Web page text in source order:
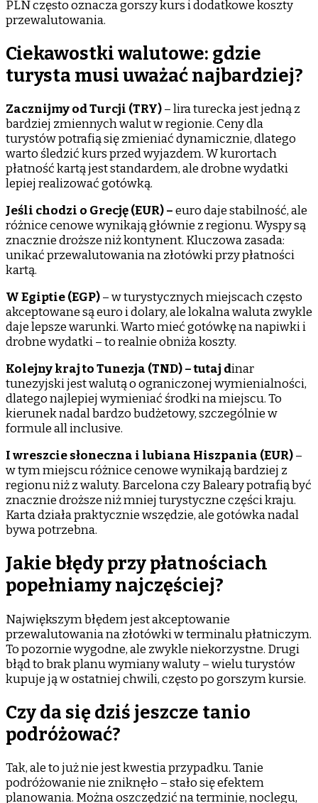
PLN często oznacza gorszy kurs i dodatkowe koszty
przewalutowania.
Ciekawostki walutowe: gdzie
turysta musi uważać najbardziej?
Zacznijmy odTurcji (TRY)– lira turecka jest jedną z
bardziej zmiennych walut w regionie. Ceny dla
turystów potrafią się zmieniać dynamicznie, dlatego
warto śledzić kurs przed wyjazdem. W kurortach
płatność kartą jest standardem, ale drobne wydatki
lepiej realizować gotówką.
Jeśli chodzi o Grecję (EUR)–euro daje stabilność, ale
różnice cenowe wynikają głównie z regionu. Wyspy są
znacznie droższe niż kontynent. Kluczowa zasada:
unikać przewalutowania na złotówki przy płatności
kartą.
WEgiptie (EGP)– w turystycznych miejscach często
akceptowane są euro i dolary, ale lokalna waluta zwykle
daje lepsze warunki. Warto mieć gotówkę na napiwki i
drobne wydatki – to realnie obniża koszty.
Kolejny kraj toTunezja (TND)– tutaj dinar
tunezyjski jest walutą o ograniczonej wymienialności,
dlatego najlepiej wymieniać środki na miejscu. To
kierunek nadal bardzo budżetowy, szczególnie w
formule all inclusive.
I wreszcie słoneczna i lubiana Hiszpania (EUR)–
w tym miejscu różnice cenowe wynikają bardziej z
regionu niż z waluty. Barcelona czy Baleary potrafią być
znacznie droższe niż mniej turystyczne części kraju.
Karta działa praktycznie wszędzie, ale gotówka nadal
bywa potrzebna.
Jakie błędy przy płatnościach
popełniamy najczęściej?
Największym błędem jest akceptowanie
przewalutowania na złotówki w terminalu płatniczym.
To pozornie wygodne, ale zwykle niekorzystne. Drugi
błąd to brak planu wymiany waluty – wielu turystów
kupuje ją w ostatniej chwili, często po gorszym kursie.
Czy da się dziś jeszcze tanio
podróżować?
Tak, ale to już nie jest kwestia przypadku. Tanie
podróżowanie nie zniknęło – stało się efektem
planowania. Można oszczędzić na terminie, noclegu,